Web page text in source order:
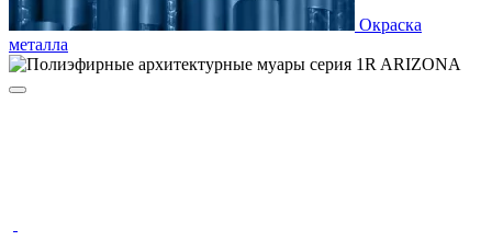
Окраска
металла